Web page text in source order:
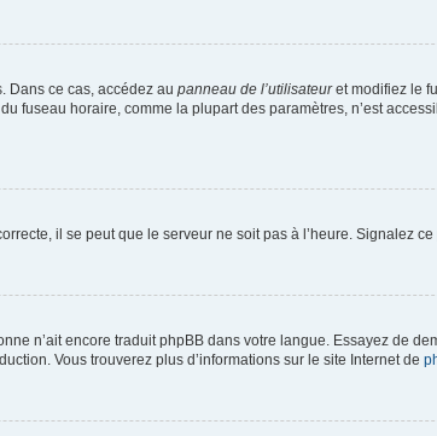
Dans ce cas, accédez au panneau de l’utilisateuret modifiez le
fuseau horaire, comme la plupart des paramètres, n’est
il se peut que le serveur ne soit pas à l’heure. Signalez
n’ait encore traduit phpBB dans votre langue. Essayez de
Vous trouverez plus d’informations sur le site Internet de